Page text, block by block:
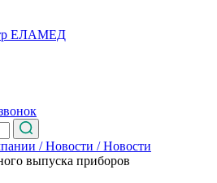
ЕЛАМЕД
/Новости /Новости
выпуска приборов